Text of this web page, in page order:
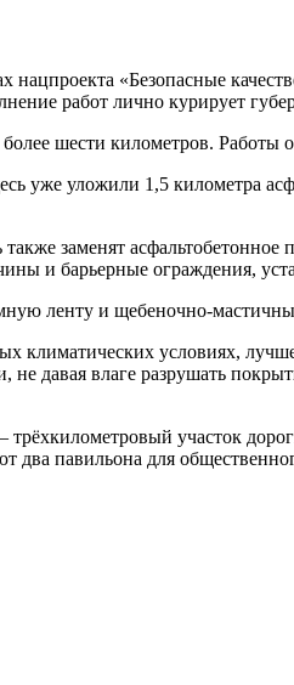
«Безопасные
работ лично курирует
шести километров. Работы
уложили 1,5 километра
заменят
и барьерные ограждения,
ленту и щебеночно-
условиях,
давая влаге разрушать
участок
павильона для